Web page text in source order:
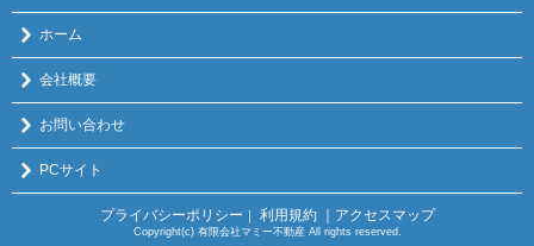
ホーム
会社概要
お問い合わせ
PCサイト
プライバシーポリシー 利用規約 ｜アクセスマップ
Copyright(c) 有限会社マミー不動産 All rights reserved.